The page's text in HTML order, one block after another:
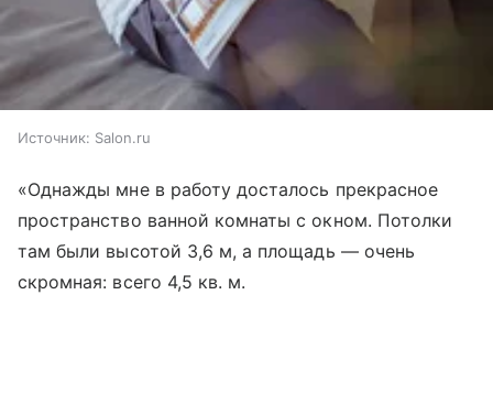
Источник: Salon.ru
«Однажды мне в работу досталось прекрасное
пространство ванной комнаты с окном. Потолки
там были высотой 3,6 м, а площадь — очень
скромная: всего 4,5 кв. м.